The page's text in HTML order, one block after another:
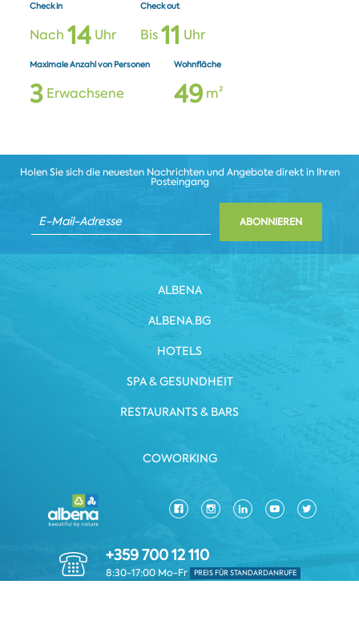
Check in
Nach 14Uhr
Check out
Bis11 Uhr
Maximale Anzahl von Personen
3Erwachsene
Wohnfläche
49m²
Holen Sie sich die neuesten Nachrichten und Angebote direkt in Ihren
Posteingang
ABONNIEREN
ALBENA
ALBENA.BG
HOTELS
SPA & GESUNDHEIT
RESTAURANTS & BARS
COWORKING
+359 700 12 110
8:30-17:00 Mo-Fr PREIS FÜR STANDARDANRUFE